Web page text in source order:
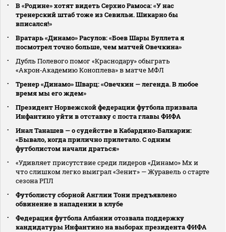
В «Родине» хотят видеть Серхио Рамоса: «У нас
тренерский штаб тоже из Севильи. Шикарно бы
вписался!»
Вратарь «Динамо» Расулов: «Боев Шары Буллета я
посмотрел точно больше, чем матчей Овечкина»
Дубль Полевого помог «Краснодару» обыграть
«Акрон‑Академию Коноплева» в матче МФЛ
Тренер «Динамо» Шварц: «Овечкин — легенда. В любое
время мы его ждем»
Президент Норвежской федерации футбола призвала
Инфантино уйти в отставку с поста главы ФИФА
Инал Танашев — о судействе в Кабардино‑Балкарии:
«Бывало, когда прилично прилетало. С одним
футболистом начали драться»
«Удивляет присутствие среди лидеров «Динамо» Мх и
что слишком легко выиграл «Зенит» — Журавель о старте
сезона РПЛ
Футболисту сборной Англии Тони предъявлено
обвинение в нападении в клубе
Федерация футбола Албании отозвала поддержку
кандидатуры Инфантино на выборах президента ФИФА